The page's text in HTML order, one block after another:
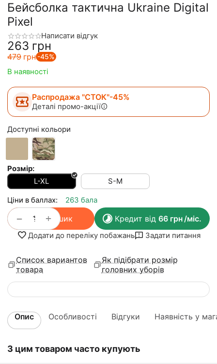
Бейсболка тактична Ukraine Digital
Pixel
Написати відгук
‍263‍ грн
‍479‍ грн -45%
В наявності
Распродажа "СТОК"-45%
Деталі промо-акції
Доступні кольори
Розмір:
L-XL
S-M
Ціни в баллах: 263 бала
+
− У кошик Кредит від 66 грн/міс.
Додати до переліку побажань Задати питання
Список вариантов
товара
Як підібрати розмір
головних уборів
Опис Особливості Відгуки Наявність у
З цим товаром часто купують